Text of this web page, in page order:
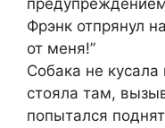
Фрэнк отпрянул
от меня!”
Собака не
стояла там,
попытался